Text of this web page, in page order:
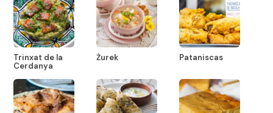
Trinxat de la
Cerdanya
Żurek Pataniscas